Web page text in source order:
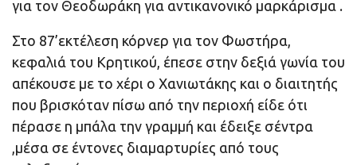
για τον Θεοδωράκη για αντικανονικό μαρκάρισμα .
Στο 87’εκτέλεση κόρνερ για τον Φωστήρα,
κεφαλιά του Κρητικού, έπεσε στην δεξιά γωνία του
απέκουσε με το χέρι ο Χανιωτάκης και ο διαιτητής
που βρισκόταν πίσω από την περιοχή είδε ότι
πέρασε η μπάλα την γραμμή και έδειξε σέντρα
,μέσα σε έντονες διαμαρτυρίες από τους